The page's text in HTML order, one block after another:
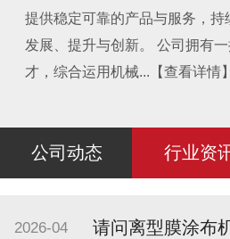
提供稳定可靠的产品与服务，持
发展、提升与创新。 公司拥有
才，综合运用机械...【查看详情】
公司动态 行业资
2026-04